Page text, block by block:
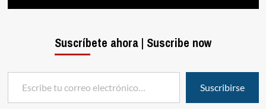
Suscríbete ahora | Suscribe now
Escribe tu correo electrónico…
Suscribirse